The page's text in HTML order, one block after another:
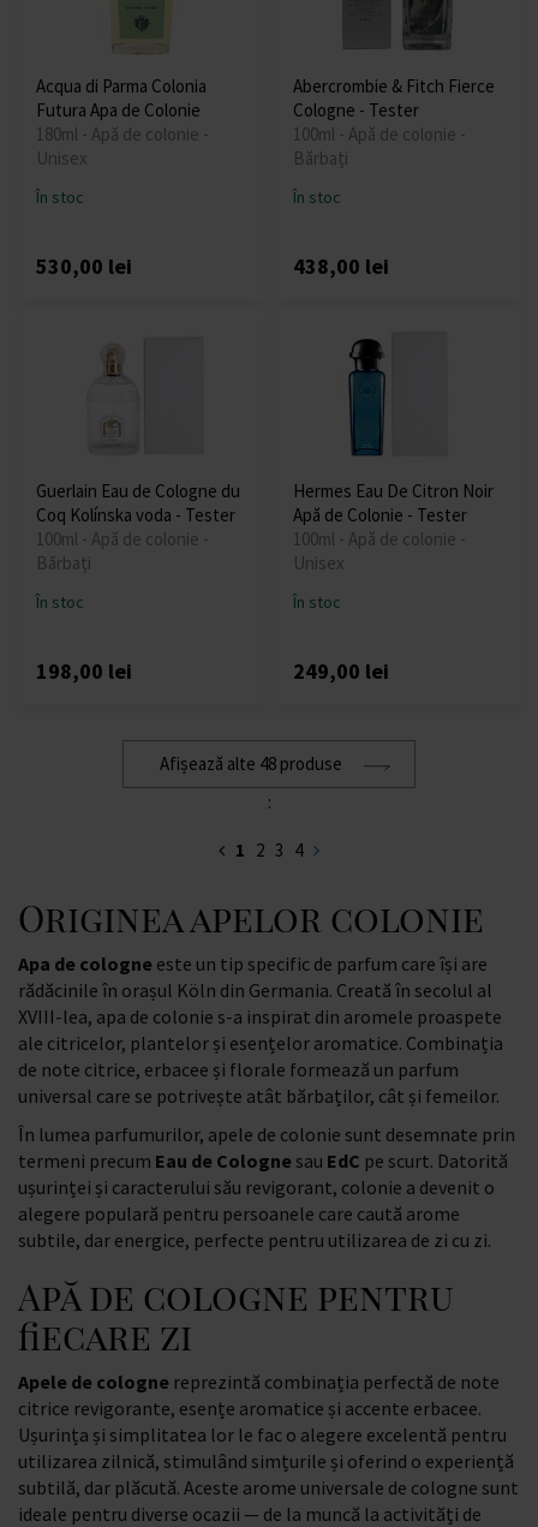
Acqua di Parma Colonia
Futura Apa de Colonie
180ml - Apă de colonie -
Unisex
În stoc
530,00 lei
Abercrombie & Fitch Fierce
Cologne - Tester
100ml - Apă de colonie -
Bărbați
În stoc
438,00 lei
Guerlain Eau de Cologne du
Coq Kolínska voda - Tester
100ml - Apă de colonie -
Bărbați
În stoc
198,00 lei
Hermes Eau De Citron Noir
Apă de Colonie - Tester
100ml - Apă de colonie -
Unisex
În stoc
249,00 lei
Afișează alte 48 produse
:
1 2 3 4
Originea apelor colonie
Apa de cologne este un tip specific de parfum care își are
rădăcinile în orașul Köln din Germania. Creată în secolul al
XVIII-lea, apa de colonie s-a inspirat din aromele proaspete
ale citricelor, plantelor și esențelor aromatice. Combinația
de note citrice, erbacee și florale formează un parfum
universal care se potrivește atât bărbaților, cât și femeilor.
În lumea parfumurilor, apele de colonie sunt desemnate prin
termeni precum Eau de Cologne sau EdC pe scurt. Datorită
ușurinței și caracterului său revigorant, colonie a devenit o
alegere populară pentru persoanele care caută arome
subtile, dar energice, perfecte pentru utilizarea de zi cu zi.
Apă de cologne pentru
fiecare zi
Apele de cologne reprezintă combinația perfectă de note
citrice revigorante, esențe aromatice și accente erbacee.
Ușurința și simplitatea lor le fac o alegere excelentă pentru
utilizarea zilnică, stimulând simțurile și oferind o experiență
subtilă, dar plăcută. Aceste arome universale de cologne sunt
ideale pentru diverse ocazii — de la muncă la activități de